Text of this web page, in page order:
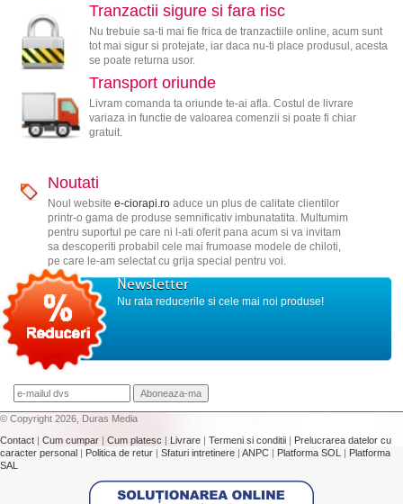
Tranzactii sigure si fara risc
Nu trebuie sa-ti mai fie frica de tranzactiile online, acum sunt
tot mai sigur si protejate, iar daca nu-ti place produsul, acesta
se poate returna usor.
Transport oriunde
Livram comanda ta oriunde te-ai afla. Costul de livrare
variaza in functie de valoarea comenzii si poate fi chiar
gratuit.
Noutati
Noul website e-ciorapi.roaduce un plus de calitate clientilor
printr-o gama de produse semnificativ imbunatatita. Multumim
pentru suportul pe care ni l-ati oferit pana acum si va invitam
sa descoperiti probabil cele mai frumoase modele de chiloti,
pe care le-am selectat cu grija special pentru voi.
Newsletter
Nu rata reducerile si cele mai noi produse!
© Copyright 2026, Duras Media
Contact | Cum cumpar | Cum platesc | Livrare | Termeni si conditii | Prelucrarea datelor cu
caracter personal | Politica de retur | Sfaturi intretinere | ANPC | Platforma SOL | Platforma
SAL